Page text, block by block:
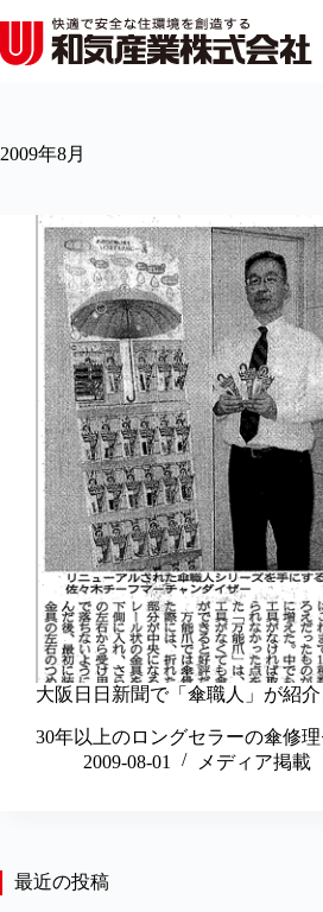
テ
ス
2009年8月
大阪日日新聞で「傘職人」が紹
30年以上のロングセラーの傘修
2009-08-01
メディア掲載
最近の投稿